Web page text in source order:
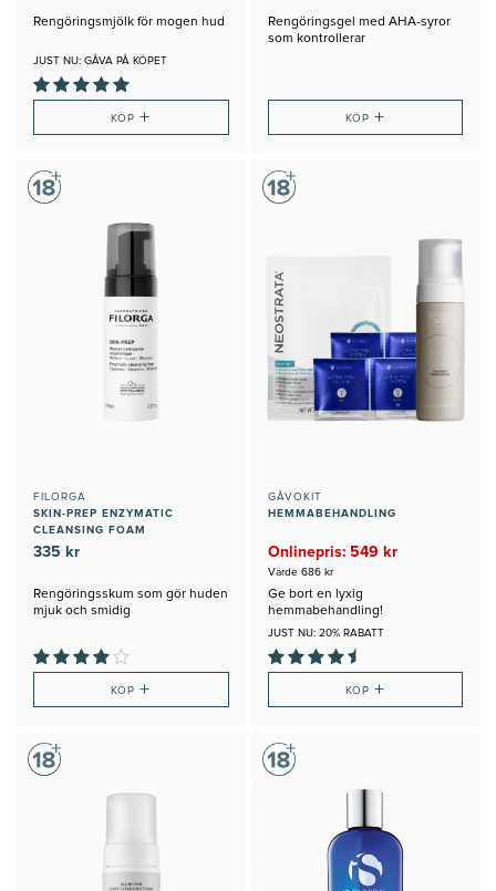
Rengöringsmjölk för mogen hud
JUST NU: GÅVA PÅ KÖPET
KÖP+
Rengöringsgel med AHA-syror
som kontrollerar
KÖP +
FILORGA
SKIN-PREP ENZYMATIC
CLEANSING FOAM
335 kr
Rengöringsskum som gör huden
mjuk och smidig
KÖP+
GÅVOKIT
HEMMABEHANDLING
Onlinepris: 549 kr
Värde 686 kr
Ge bort en lyxig
hemmabehandling!
JUST NU: 20% RABATT
KÖP +